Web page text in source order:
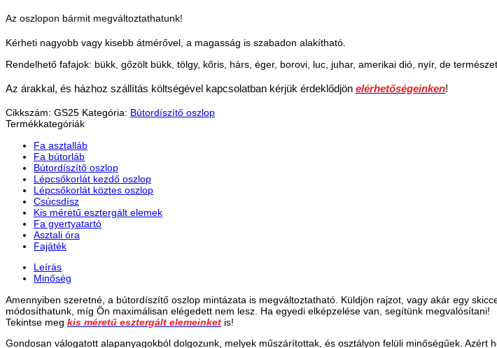
Az oszlopon bármit megváltoztathatunk!
Kérheti nagyobb vagy kisebb átmérővel, a magasság is szabadon alakítható.
Rendelhető fafajok: bükk, gőzölt bükk, tölgy, kőris, hárs, éger, borovi, luc, juhar, amerikai dió, nyír, de
Az árakkal, és házhoz szállítás költségével kapcsolatban kérjük érdeklődjön elérhetőségeinken!
Cikkszám: GS25 Kategória: Bútordíszítő oszlop
Termékkategóriák
Fa asztalláb
Fa bútorláb
Bútordíszítő oszlop
Lépcsőkorlát kezdő oszlop
Lépcsőkorlát köztes oszlop
Csúcsdísz
Kis méretű esztergált elemek
Fa gyertyatartó
Asztali óra
Fajáték
Leírás
Minőség
Amennyiben szeretné, a bútordíszítő oszlop mintázata is megváltoztatható. Küldjön rajzot, vagy akár egy
módosíthatunk, míg Ön maximálisan elégedett nem lesz. Ha egyedi elképzelése van, segítünk megvalósítani!
Tekintse meg kis méretű esztergált elemeinket is!
Gondosan válogatott alapanyagokból dolgozunk, melyek műszárítottak, és osztályon felüli minőségűek.